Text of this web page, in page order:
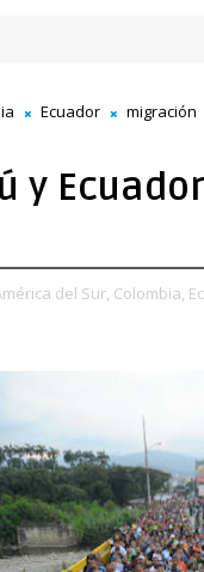
Ecuador migración
y
del Sur, Colombia,